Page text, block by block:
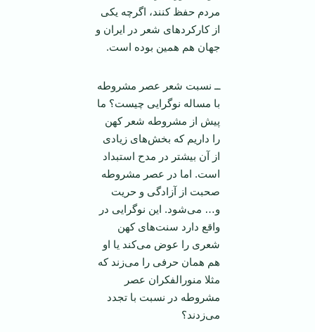
مردم حفظ کنند، اگرچه یکی
از کارکردهای شعر در ایران و
جهان هم همین بوده است.
‌ــ نسبت شعر عصر مشروطه
با مساله نوگرایی چیست؟ ما
پیش از مشروطه شعر کهن
را داریم که بخش‌های زیادی
از آن بیشتر در مدح استبداد
است. اما در عصر مشروطه
صحبت از آزادگی و حریت
و… می‌شود. این نوگرایی در
واقع دارد سنت‌های کهن
شعری را عوض می‌کند یا او
هم‌‌ همان حرفی را می‌زند که
مثلا منورالفکران عصر
مشروطه در نسبت با تجدد
می‌زدند؟